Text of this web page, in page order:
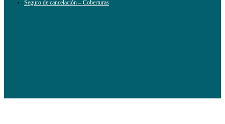
Seguro de cancelación – Coberturas